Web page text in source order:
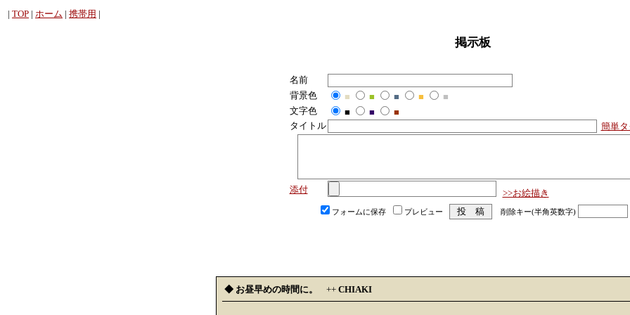
| TOP | ホーム | 携帯用 |
掲示板
名前
背景色
■ ■ ■ ■
■
文字色
■ ■
■
タイトル
簡単タ
添付 >>お絵描き
フォームに保存 プレビュー 削除キー(半角英数字)
◆ お昼早めの時間に。 ++ CHIAKI